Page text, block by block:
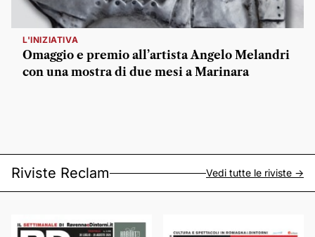
L'INIZIATIVA
Omaggio e premio all’artista Angelo Melandri
con una mostra di due mesi a Marinara
Riviste Reclam Vedi tutte le riviste ->